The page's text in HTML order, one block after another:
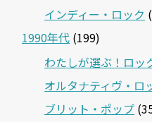
インディー・ロック
1990年代 (199)
わたしが選ぶ！ロッ
オルタナティヴ・ロ
ブリット・ポップ